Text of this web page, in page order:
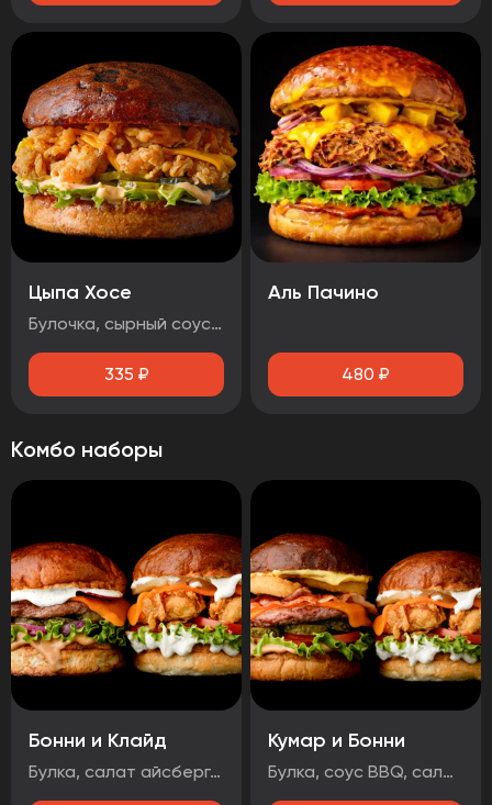
Цыпа Хосе
Булочка, сырный соус, маринованный огурец, айсберг, сыр чеддер, стрипсы
335 ₽
Аль Пачино
480 ₽
Комбо наборы
Бонни и Клайд
Булка, салат айсберг, соус дор-блю, помидор, стрипсы, ананас, сыр, соус чесночный Булка, соус BBQ , салат айсберг, огурцы маринованные, лук маринованный, котлета говяжья, сыр, чорризо, соус чесночный
Кумар и Бонни
Булка, соус BBQ, салат айсберг, помидор, огурцы маринованные, котлета говяжья, сыр, луковые кольца, бекон, соус медово-горчичный Булка, салат айсберг, соус дор-блю, помидоры, стрипсы, ананас, сыр, соус чесночный